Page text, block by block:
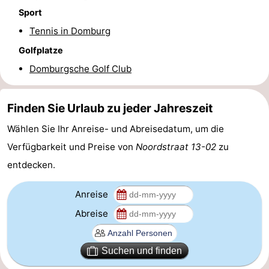
Parken
Reisebuchshop
Medizin
Adressen
Region
Zeeland
Schouwen-
Duiveland
Bruinisse
Sport
Tennis in Domburg
Golfplatze
Domburgsche Golf Club
Finden Sie Urlaub zu jeder Jahreszeit
Wählen Sie Ihr Anreise- und Abreisedatum, um die
Verfügbarkeit und Preise von Noordstraat 13-02 zu
entdecken.
Anreise
Abreise
Suchen und finden